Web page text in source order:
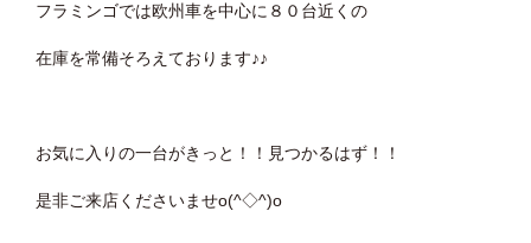
フラミンゴでは欧州車を中心に８０台近くの
在庫を常備そろえております♪♪
お気に入りの一台がきっと！！見つかるはず！！
是非ご来店くださいませo(^◇^)o